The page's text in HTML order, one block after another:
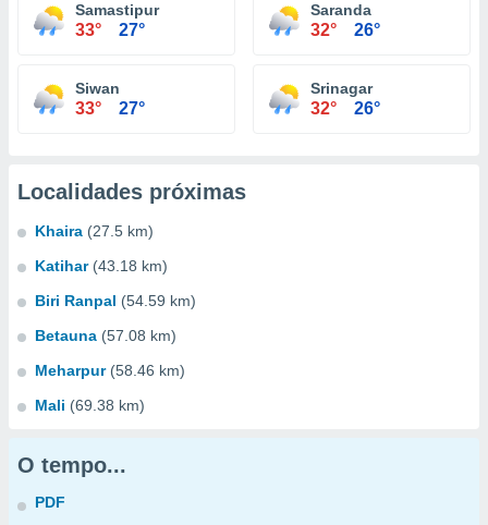
Samastipur
33° 27°
Saranda
32° 26°
Siwan
33° 27°
Srinagar
32° 26°
Localidades próximas
Khaira (27.5 km)
Katihar (43.18 km)
Biri Ranpal (54.59 km)
Betauna (57.08 km)
Meharpur (58.46 km)
Mali (69.38 km)
O tempo...
PDF